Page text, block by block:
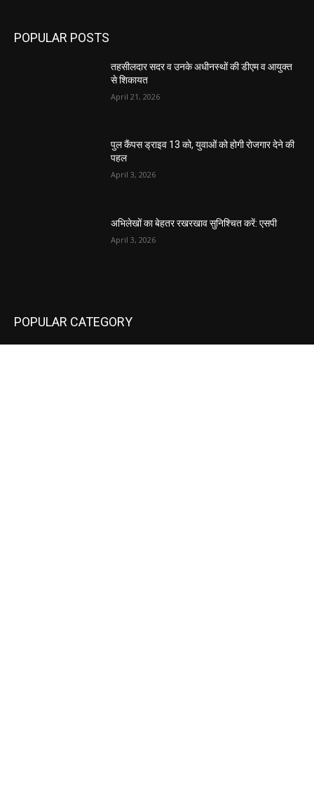
POPULAR POSTS
तहसीलदार सदर व उनके अधीनस्थों की डीएम व आयुक्त
से शिकायत
April 21, 2026
पुल कैंपस ड्राइव 13 को, युवाओं को होगी रोजगार देने की
पहल
April 3, 2026
अभिलेखों का बेहतर रखरखाव सुनिश्चित करें: एसपी
April 3, 2026
POPULAR CATEGORY